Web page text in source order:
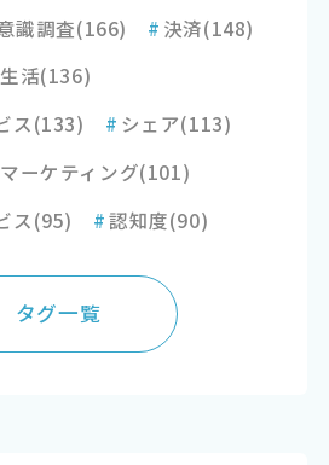
識調査(166) # 決済(148)
生活(136)
ス(133) # シェア(113)
マーケティング(101)
ス(95) #認知度(90)
タグ一覧